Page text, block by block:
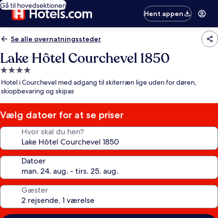
Gå til hovedsektionen
Hent appen
Se alle overnatningssteder
Lake Hôtel Courchevel 1850
4.0-
stjernet
overnatningssted
Hotel i Courchevel med adgang til skiterræn lige uden for døren,
skiopbevaring og skipas
Vælg datoer for at se priser
Hvor skal du hen?
Datoer
Gæster